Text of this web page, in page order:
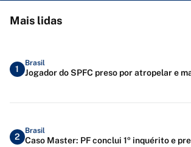
Mais lidas
1
Brasil
Jogador do SPFC preso por atropelar e
2
Brasil
Caso Master: PF conclui 1º inquérito e